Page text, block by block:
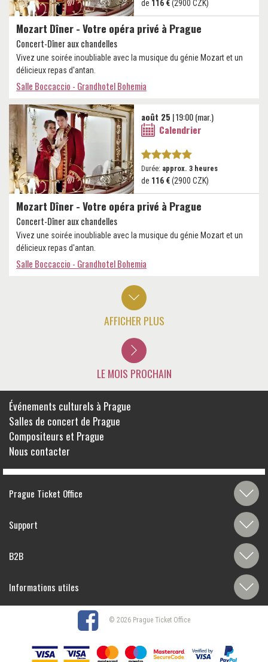
Mozart Dîner - Votre opéra privé à Prague
Concert-Dîner aux chandelles
Vivez une soirée inoubliable avec la musique du génie Mozart et un
délicieux repas d'antan.
Salle Boccaccio - Grandhotel Bohemia
de 116 €(2900 CZK)
Mozart Dîner - Votre opéra privé à Prague
Concert-Dîner aux chandelles
Vivez une soirée inoubliable avec la musique du génie Mozart et un
délicieux repas d'antan.
Salle Boccaccio - Grandhotel Bohemia
août 25 | 19:00 (mar.)
Calendrier
Durée: approx. 3 heures
de 116 €(2900 CZK)
AFFICHER PLUS
LE MOIS PROCHAIN
Événements culturels à Prague
Salles de concert de Prague
Compositeurs et Prague
Nous contacter
Prague Ticket Office
Support
B2B
Informations utiles
© 2026 Prague Ticket Office